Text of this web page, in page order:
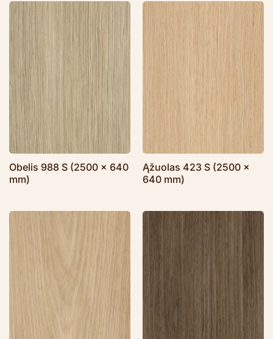
Obelis 988 S (2500 x 640
mm)
Ąžuolas 423 S (2500 x
640 mm)